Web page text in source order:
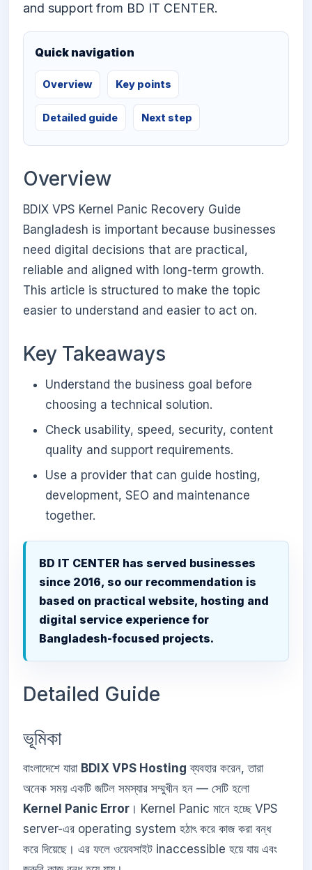
and support from BD IT CENTER.
Quick navigation
Overview Key points
Detailed guide Next step
Overview
BDIX VPS Kernel Panic Recovery Guide
Bangladesh is important because businesses
need digital decisions that are practical,
reliable and aligned with long-term growth.
This article is structured to make the topic
easier to understand and easier to act on.
Key Takeaways
Understand the business goal before
choosing a technical solution.
Check usability, speed, security, content
quality and support requirements.
Use a provider that can guide hosting,
development, SEO and maintenance
together.
BD IT CENTER has served businesses
since 2016, so our recommendation is
based on practical website, hosting and
digital service experience for
Bangladesh-focused projects.
Detailed Guide
ভূমিকা
বাংলাদেশে যারা BDIX VPS Hosting ব্যবহার করেন, তারা
অনেক সময় একটি জটিল সমস্যার সম্মুখীন হন — সেটি হলো
Kernel Panic Error । Kernel Panic মানে হচ্ছে VPS
server-এর operating system হঠাৎ করে কাজ করা বন্ধ
করে দিয়েছে। এর ফলে ওয়েবসাইট inaccessible হয়ে যায় এবং